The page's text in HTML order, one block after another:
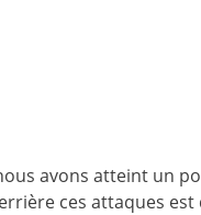
avons atteint un
ces attaques est